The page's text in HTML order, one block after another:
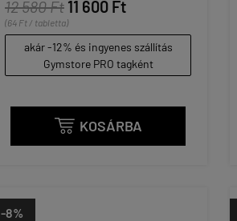
12 580 Ft 11 600 Ft
(64 Ft / tabletta)
akár -12% és ingyenes szállítás
Gymstore PRO tagként
 KOSÁRBA
-8%